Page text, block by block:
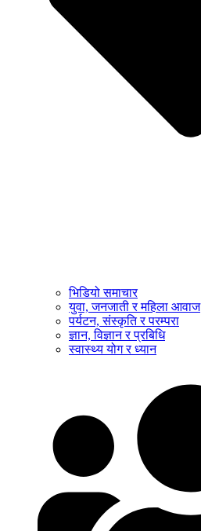
भिडियो समाचार
युवा, जनजाती र महिला आवाज
पर्यटन, संस्कृति र परम्परा
ज्ञान, विज्ञान र प्रबिधि
स्वास्थ्य योग र ध्यान